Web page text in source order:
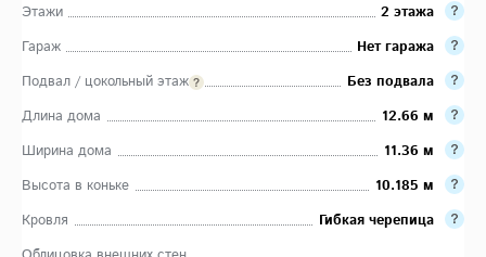
Этажи
2 этажа
Гараж
Нет гаража
Подвал / цокольный этаж
Без подвала
Длина дома
12.66 м
Ширина дома
11.36 м
Высота в коньке
10.185 м
Кровля
Гибкая черепица